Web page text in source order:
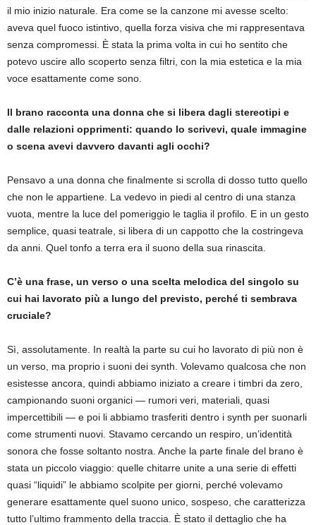
il mio inizio naturale. Era come se la canzone mi avesse scelto:
aveva quel fuoco istintivo, quella forza visiva che mi rappresentava
senza compromessi. È stata la prima volta in cui ho sentito che
potevo uscire allo scoperto senza filtri, con la mia estetica e la mia
voce esattamente come sono.
Il brano racconta una donna che si libera dagli stereotipi e
dalle relazioni opprimenti: quando lo scrivevi, quale immagine
o scena avevi davvero davanti agli occhi?
Pensavo a una donna che finalmente si scrolla di dosso tutto quello
che non le appartiene. La vedevo in piedi al centro di una stanza
vuota, mentre la luce del pomeriggio le taglia il profilo. E in un gesto
semplice, quasi teatrale, si libera di un cappotto che la costringeva
da anni. Quel tonfo a terra era il suono della sua rinascita.
C’è una frase, un verso o una scelta melodica del singolo su
cui hai lavorato più a lungo del previsto, perché ti sembrava
cruciale?
Sì, assolutamente. In realtà la parte su cui ho lavorato di più non è
un verso, ma proprio i suoni dei synth. Volevamo qualcosa che non
esistesse ancora, quindi abbiamo iniziato a creare i timbri da zero,
campionando suoni organici — rumori veri, materiali, quasi
impercettibili — e poi li abbiamo trasferiti dentro i synth per suonarli
come strumenti nuovi. Stavamo cercando un respiro, un’identità
sonora che fosse soltanto nostra. Anche la parte finale del brano è
stata un piccolo viaggio: quelle chitarre unite a una serie di effetti
quasi “liquidi” le abbiamo scolpite per giorni, perché volevamo
generare esattamente quel suono unico, sospeso, che caratterizza
tutto l’ultimo frammento della traccia. È stato il dettaglio che ha